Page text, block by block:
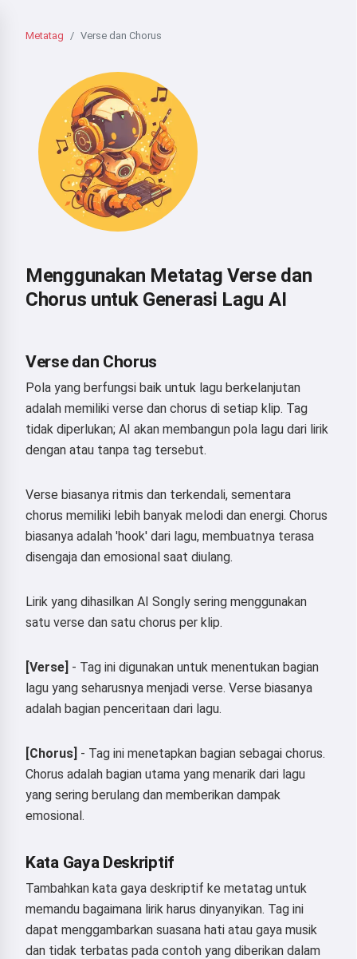
Metatag Verse dan Chorus
Menggunakan Metatag Verse dan
Chorus untuk Generasi Lagu AI
Verse dan Chorus
Pola yang berfungsi baik untuk lagu berkelanjutan
adalah memiliki verse dan chorus di setiap klip. Tag
tidak diperlukan; AI akan membangun pola lagu dari lirik
dengan atau tanpa tag tersebut.
Verse biasanya ritmis dan terkendali, sementara
chorus memiliki lebih banyak melodi dan energi. Chorus
biasanya adalah 'hook' dari lagu, membuatnya terasa
disengaja dan emosional saat diulang.
Lirik yang dihasilkan AI Songly sering menggunakan
satu verse dan satu chorus per klip.
[Verse] - Tag ini digunakan untuk menentukan bagian
lagu yang seharusnya menjadi verse. Verse biasanya
adalah bagian penceritaan dari lagu.
[Chorus] - Tag ini menetapkan bagian sebagai chorus.
Chorus adalah bagian utama yang menarik dari lagu
yang sering berulang dan memberikan dampak
emosional.
Kata Gaya Deskriptif
Tambahkan kata gaya deskriptif ke metatag untuk
memandu bagaimana lirik harus dinyanyikan. Tag ini
dapat menggambarkan suasana hati atau gaya musik
dan tidak terbatas pada contoh yang diberikan dalam